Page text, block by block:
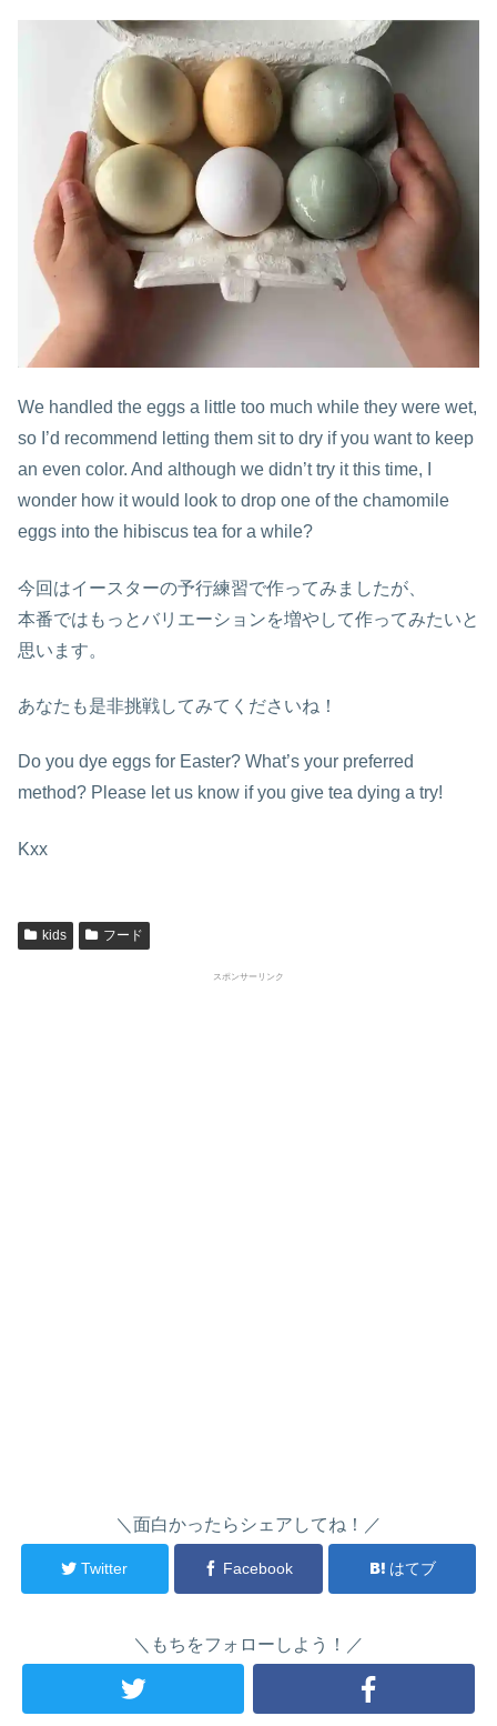
We handled the eggs a little too much while they were wet,
so I’d recommend letting them sit to dry if you want to keep
an even color. And although we didn’t try it this time, I
wonder how it would look to drop one of the chamomile
eggs into the hibiscus tea for a while?
今回はイースターの予行練習で作ってみましたが、
本番ではもっとバリエーションを増やして作ってみたいと
思います。
あなたも是非挑戦してみてくださいね！
Do you dye eggs for Easter? What’s your preferred
method? Please let us know if you give tea dying a try!
Kxx
kids フード
スポンサーリンク
＼面白かったらシェアしてね！／
Twitter Facebook はてブ
＼もちをフォローしよう！／